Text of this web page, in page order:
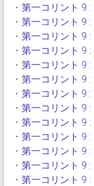
・ 第一コリント 9 :
・ 第一コリント 9 :
・ 第一コリント 9 :
・ 第一コリント 9 :
・ 第一コリント 9 :
・ 第一コリント 9 :
・ 第一コリント 9 :
・ 第一コリント 9 :
・ 第一コリント 9 :
・ 第一コリント 9 :
・ 第一コリント 9 :
・ 第一コリント 9 :
・ 第一コリント 9 :